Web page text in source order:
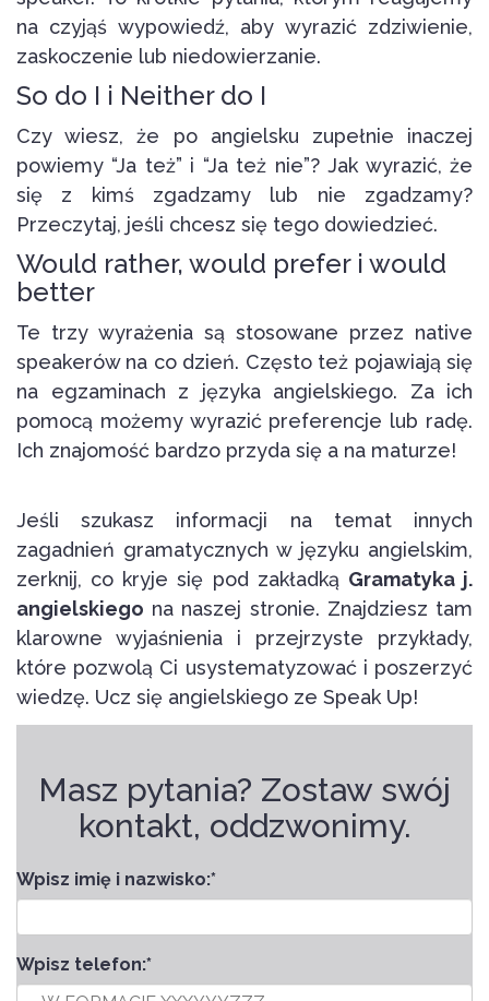
na czyjąś wypowiedź, aby wyrazić zdziwienie,
zaskoczenie lub niedowierzanie.
So do I i Neither do I
Czy wiesz, że po angielsku zupełnie inaczej
powiemy “Ja też” i “Ja też nie”? Jak wyrazić, że
się z kimś zgadzamy lub nie zgadzamy?
Przeczytaj, jeśli chcesz się tego dowiedzieć.
Would rather, would prefer i would
better
Te trzy wyrażenia są stosowane przez native
speakerów na co dzień. Często też pojawiają się
na egzaminach z języka angielskiego. Za ich
pomocą możemy wyrazić preferencje lub radę.
Ich znajomość bardzo przyda się a na maturze!
Jeśli szukasz informacji na temat innych
zagadnień gramatycznych w języku angielskim,
zerknij, co kryje się pod zakładką Gramatyka j.
angielskiego na naszej stronie. Znajdziesz tam
klarowne wyjaśnienia i przejrzyste przykłady,
które pozwolą Ci usystematyzować i poszerzyć
wiedzę. Ucz się angielskiego ze Speak Up!
Masz pytania? Zostaw swój
kontakt, oddzwonimy.
Wpisz imię i nazwisko:*
Wpisz telefon:*